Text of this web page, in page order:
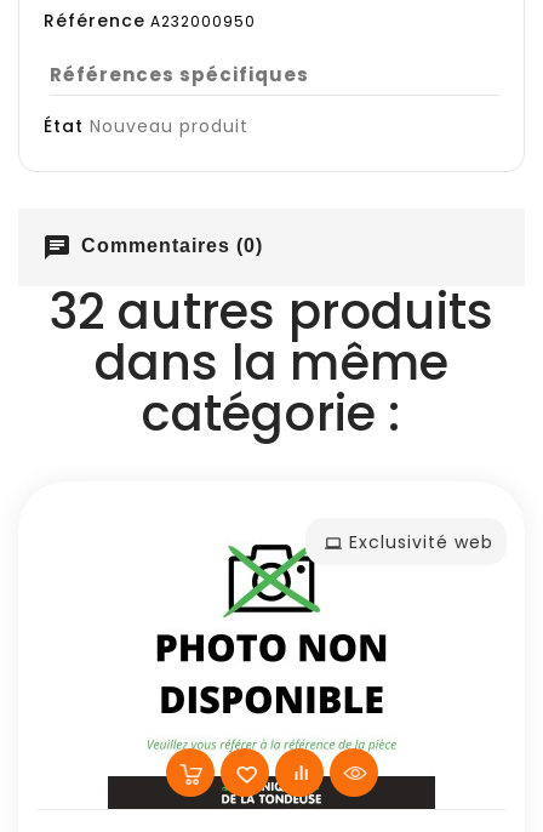
Référence A232000950
Références spécifiques
État Nouveau produit
chat Commentaires (0)
32 autres produits
dans la même
catégorie :
Exclusivité web